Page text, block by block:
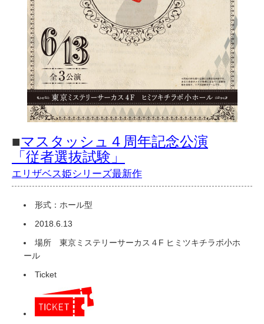
■マスタッシュ４周年記念公演
「従者選抜試験」
エリザベス姫シリーズ最新作
形式：ホール型
2018.6.13
場所 東京ミステリーサーカス４F ヒミツキチラボ小ホ
ール
Ticket